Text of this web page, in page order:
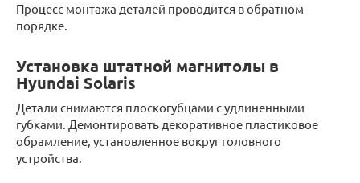
Процесс монтажа деталей проводится в обратном
порядке.
Установка штатной магнитолы в
Hyundai Solaris
Детали снимаются плоскогубцами с удлиненными
губками. Демонтировать декоративное пластиковое
обрамление, установленное вокруг головного
устройства.